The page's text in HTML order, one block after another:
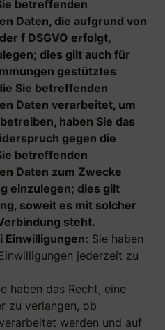
betreffenden
Daten, die aufgrund von
f DSGVO erfolgt,
dies gilt auch für
gestütztes
Sie betreffenden
Daten verarbeitet, um
haben Sie das
gegen die
betreffenden
Daten zum Zwecke
einzulegen; dies gilt
soweit es mit solcher
steht.
Sie haben
jederzeit zu
haben das Recht, eine
zu verlangen, ob
werden und auf